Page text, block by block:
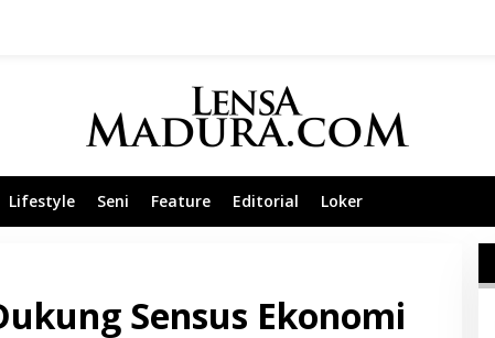
Lifestyle Seni Feature Editorial Loker
Sensus Ekonomi